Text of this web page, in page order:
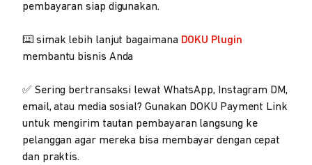
pembayaran siap digunakan.
⌨️ simak lebih lanjut bagaimana DOKU Plugin
membantu bisnis Anda
✅ Sering bertransaksi lewat WhatsApp, Instagram DM,
email, atau media sosial? Gunakan DOKU Payment Link
untuk mengirim tautan pembayaran langsung ke
pelanggan agar mereka bisa membayar dengan cepat
dan praktis.